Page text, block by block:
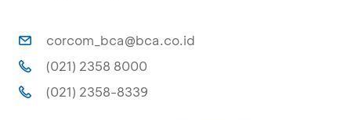
corcom_bca@bca.co.id
(021) 2358 8000
(021) 2358-8339